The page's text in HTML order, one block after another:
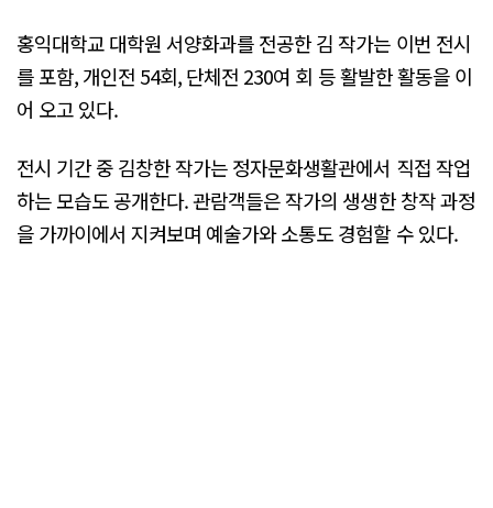
홍익대학교 대학원 서양화과를 전공한 김 작가는 이번 전시
를 포함, 개인전 54회, 단체전 230여 회 등 활발한 활동을 이
어 오고 있다.
전시 기간 중 김창한 작가는 정자문화생활관에서 직접 작업
하는 모습도 공개한다. 관람객들은 작가의 생생한 창작 과정
을 가까이에서 지켜보며 예술가와 소통도 경험할 수 있다.